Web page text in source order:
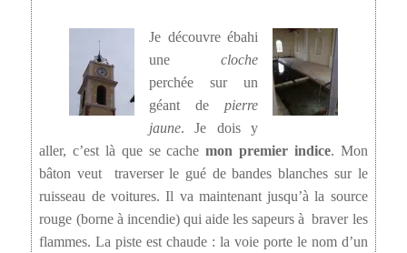
Je découvre ébahi
une cloche
perchée sur un
géant de pierre
jaune. Je dois y
aller, c’est là que se cachemon premier indice. Mon
bâton veut traverser le gué de bandes blanches sur le
ruisseau de voitures. Il va maintenant jusqu’à la source
rouge (borne à incendie) qui aide les sapeurs à braver les
flammes. La piste est chaude : la voie porte le nom d’un